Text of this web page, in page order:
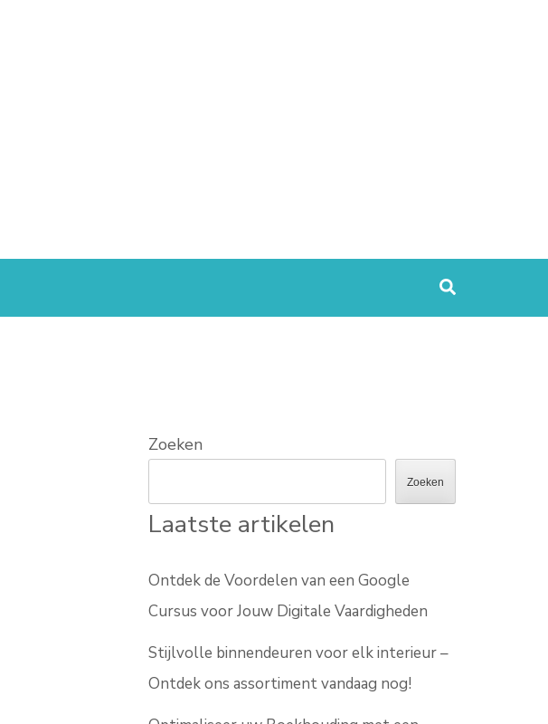
Zoeken
Zoeken
Laatste artikelen
Ontdek de Voordelen van een Google
Cursus voor Jouw Digitale Vaardigheden
Stijlvolle binnendeuren voor elk interieur –
Ontdek ons assortiment vandaag nog!